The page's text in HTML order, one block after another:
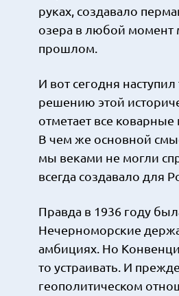
руках, создавало
озера в любой момент
прошлом.
И вот сегодня
решению этой
отметает все
В чем же основной
мы веками не могли
всегда создавало для
Правда в 1936 году
Нечерноморские
амбициях. Но
то устраивать. И
геополитическом